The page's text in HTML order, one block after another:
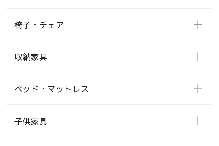
椅子・チェア
収納家具
ベッド・マットレス
子供家具